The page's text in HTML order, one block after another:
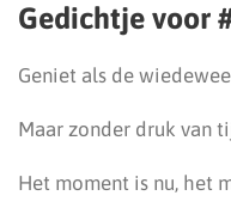
Gedichtje voor
Geniet als de
Maar zonder druk van
Het moment is nu, het